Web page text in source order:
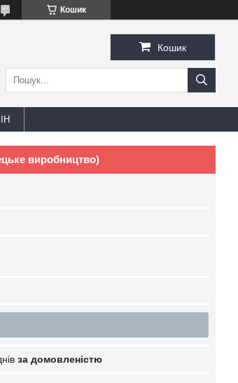
Кошик
Кошик
виробництво)
за домовленістю